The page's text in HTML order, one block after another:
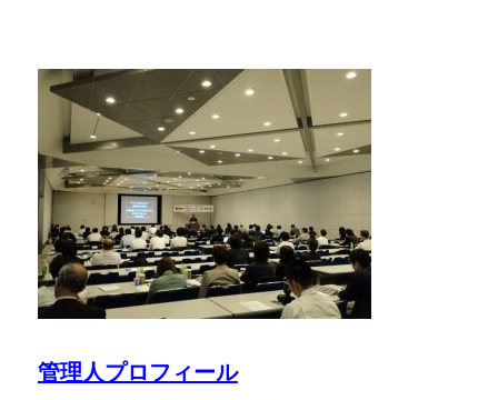
管理人プロフィール